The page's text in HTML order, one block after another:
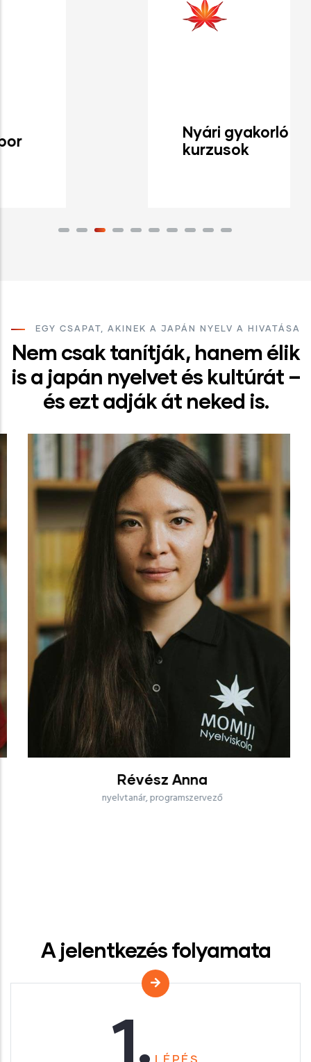
EGY CSAPAT, AKINEK A JAPÁN NYELV A HIVATÁSA
Nem csak tanítják, hanem élik
is a japán nyelvet és kultúrát –
és ezt adják át neked is.
Révész Anna
nyelvtanár, programszervező
A jelentkezés folyamata
1. LÉPÉS